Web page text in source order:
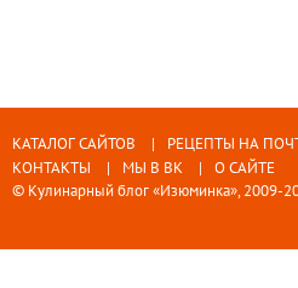
КАТАЛОГ САЙТОВ РЕЦЕПТЫ НА
КОНТАКТЫ
МЫ В ВК
О САЙТЕ
© Кулинарный блог «Изюминка», 2009-